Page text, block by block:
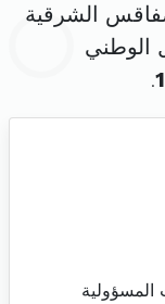
في طريق سكرة كلم 2 صفاقس الشرقية
الوطني
.